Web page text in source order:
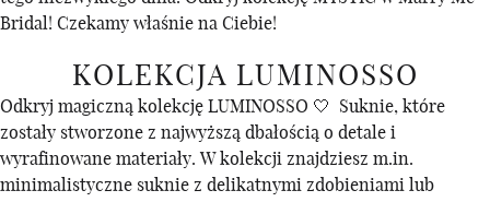
Bridal! Czekamy właśnie na Ciebie!
KOLEKCJA LUMINOSSO
Odkryj magiczną kolekcję LUMINOSSO 🤍 Suknie, które
zostały stworzone z najwyższą dbałością o detale i
wyrafinowane materiały. W kolekcji znajdziesz m.in.
minimalistyczne suknie z delikatnymi zdobieniami lub